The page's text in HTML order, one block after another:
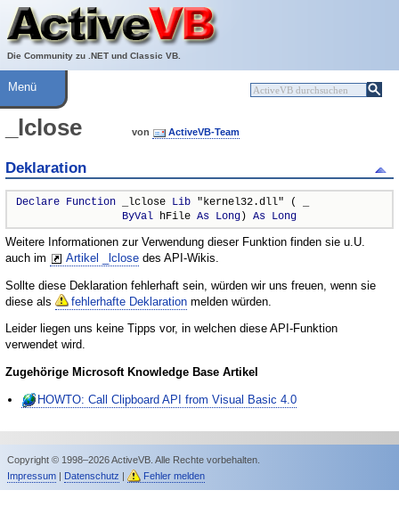
Die Community zu .NET und Classic VB.
Über ActiveVB
Hilfe
Menü
_lclose von ActiveVB-Team
Deklaration
Declare Function _lclose Lib "kernel32.dll" ( _
ByVal hFile As Long) As Long
Weitere Informationen zur Verwendung dieser Funktion finden sie u.U.
auch im
Artikel _lclose des API-Wikis.
Sollte diese Deklaration fehlerhaft sein, würden wir uns freuen, wenn sie
diese als
fehlerhafte Deklaration melden würden.
Leider liegen uns keine Tipps vor, in welchen diese API-Funktion
verwendet wird.
Zugehörige Microsoft Knowledge Base Artikel
HOWTO: Call Clipboard API from Visual Basic 4.0
Copyright © 1998–2026 ActiveVB. Alle Rechte vorbehalten.
Impressum| Datenschutz | Fehler melden